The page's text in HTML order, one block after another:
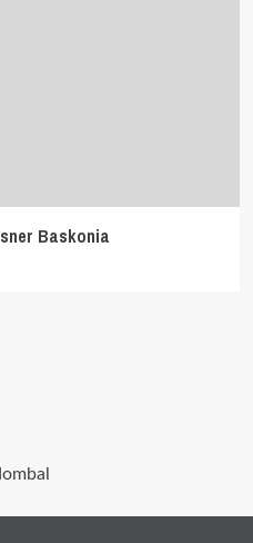
Baskonia